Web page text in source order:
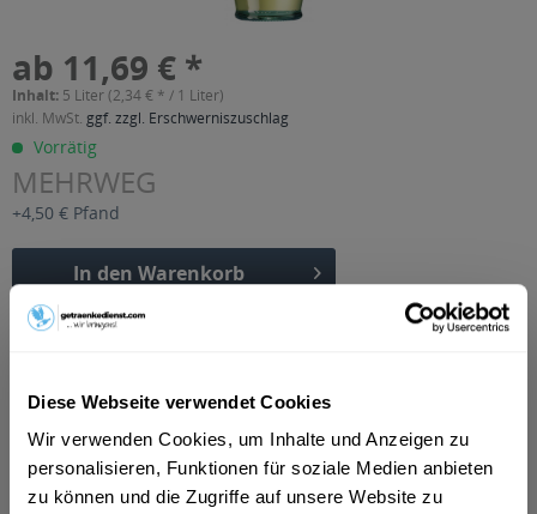
Diese Webseite verwendet Cookies
Wir verwenden Cookies, um Inhalte und Anzeigen zu
personalisieren, Funktionen für soziale Medien anbieten
zu können und die Zugriffe auf unsere Website zu
ab 11,69 € *
Inhalt: 5 Liter (2,34 € * / 1 Liter)
inkl. MwSt. ggf. zzgl. Erschwerniszuschlag
Vorrätig
MEHRWEG
+4,50 € Pfand
In den Warenkorb
Artikel-Nr.:
Beschreibung
mehr
"Lichtenauer Mineralquellen Gourmet